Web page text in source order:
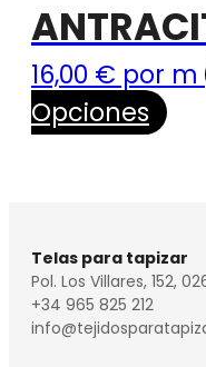
16,00 € por m
Opciones
Telas para tapizar
Pol. Los Villares, 152,
+34 965 825 212